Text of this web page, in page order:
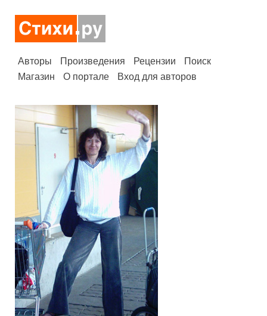
Авторы Произведения Рецензии
Поиск
Магазин
О портале Вход для авторов